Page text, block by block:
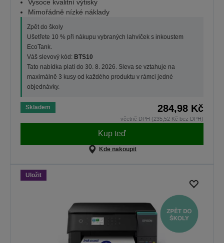
Vysoce kvalitní výtisky
Mimořádně nízké náklady
Zpět do školy
Ušetřete 10 % při nákupu vybraných lahviček s inkoustem
EcoTank.
Váš slevový kód: BTS10
Tato nabídka platí do 30. 8. 2026. Sleva se vztahuje na
maximálně 3 kusy od každého produktu v rámci jedné
objednávky.
Skladem 284,98 Kč
včetně DPH (235,52 Kč bez DPH)
Kup teď
Kde nakoupit
Uložit